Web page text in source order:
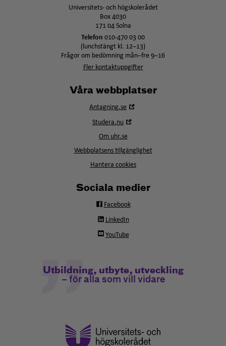
Universitets- och högskolerådet
Box 4030
171 04 Solna
Telefon 010-470 03 00
(lunchstängt kl. 12–13)
Frågor om bedömning mån–fre 9–16
Fler kontaktuppgifter
Våra webbplatser
Antagning.se
Studera.nu
fönster
Om uhr.se
Webbplatsens tillgänglighet
Hantera cookies
Sociala medier
Facebook
LinkedIn
YouTube
Utbildning, utbyte, utveckling
– för alla som vill vidare